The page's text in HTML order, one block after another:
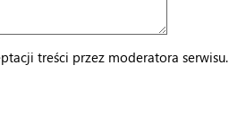
treści przez moderatora serwisu.